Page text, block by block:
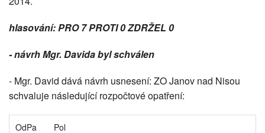
hlasování: PRO 7 PROTI 0 ZDRŽEL 0
-návrh Mgr. Davida byl schválen
- Mgr. David dává návrh usnesení: ZO Janov nad Nisou
schvaluje následující rozpočtové opatření:
OdPa Pol